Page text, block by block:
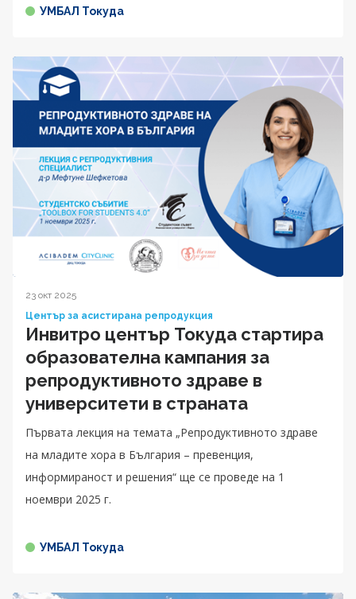
УМБАЛ Токуда
23 окт 2025
Център за асистирана репродукция
Инвитро център Токуда стартира
образователна кампания за
репродуктивното здраве в
университети в страната
Първата лекция на темата „Репродуктивното здраве
на младите хора в България – превенция,
информираност и решения“ ще се проведе на 1
ноември 2025 г.
УМБАЛ Токуда